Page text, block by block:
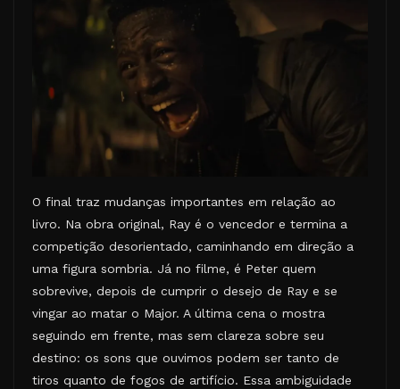
O final traz mudanças importantes em relação ao
livro. Na obra original, Ray é o vencedor e termina a
competição desorientado, caminhando em direção a
uma figura sombria. Já no filme, é Peter quem
sobrevive, depois de cumprir o desejo de Ray e se
vingar ao matar o Major. A última cena o mostra
seguindo em frente, mas sem clareza sobre seu
destino: os sons que ouvimos podem ser tanto de
tiros quanto de fogos de artifício. Essa ambiguidade